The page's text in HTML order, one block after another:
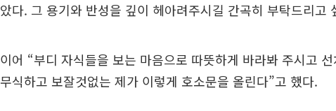
았다. 그 용기와 반성을 깊이 헤아려주시길 간곡히 부탁드리고
이어 “부디 자식들을 보는 마음으로 따뜻하게 바라봐 주시고
무식하고 보잘것없는 제가 이렇게 호소문을 올린다”고 했다.